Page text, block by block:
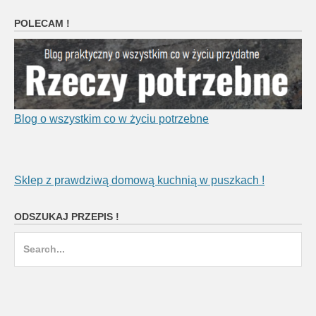
POLECAM !
Blog o wszystkim co w życiu potrzebne
Sklep z prawdziwą domową kuchnią w puszkach !
ODSZUKAJ PRZEPIS !